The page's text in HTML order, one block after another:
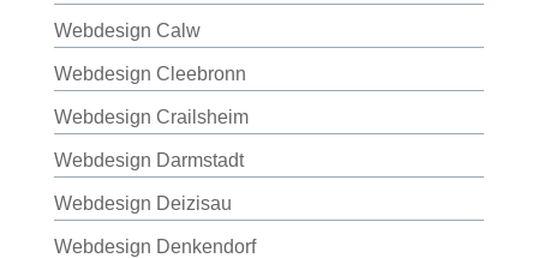
Webdesign Calw
Webdesign Cleebronn
Webdesign Crailsheim
Webdesign Darmstadt
Webdesign Deizisau
Webdesign Denkendorf